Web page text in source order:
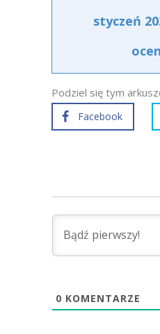
styczeń
Podziel się tym
Facebook
0 KOMENTARZE